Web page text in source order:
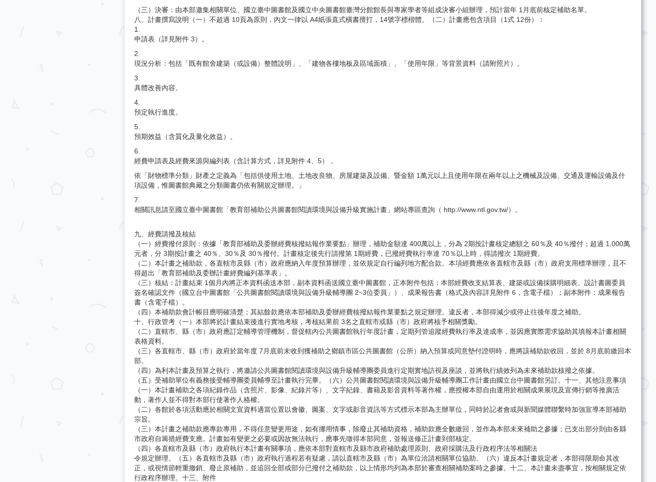
（三）決審：由本部邀集相關單位、國立臺中圖書館及國立中央圖書館臺灣分館館長與專家學者等組成決審小組辦理，預計當年 1月底前核定補助名單。
八、計畫撰寫說明（一）不超過 10頁為原則，內文一律以 A4紙張直式橫書擅打，14號字標楷體。（二）計畫應包含項目（1式 12份）：
1.
申請表（詳見附件 3）。
2.
現況分析：包括「既有館舍建築（或設備）整體說明」、「建物各樓地板及區域面積」、「使用年限」等背景資料（請附照片）。
3.
具體改善內容。
4.
預定執行進度。
5.
預期效益（含質化及量化效益）。
6.
經費申請表及經費來源與編列表（含計算方式，詳見附件 4、5），
依「財物標準分類」財產之定義為「包括供使用土地、土地改良物、房屋建築及設備、暨金額 1萬元以上且使用年限在兩年以上之機械及設備、交通及運輸設備及什
項設備，惟圖書館典藏之分類圖書仍依有關規定辦理。」
7.
相關訊息請至國立臺中圖書館「教育部補助公共圖書館閱讀環境與設備升級實施計畫」網站專區查詢（ http://www.ntl.gov.tw/）。
九、經費請撥及核結
（一）經費撥付原則：依據「教育部補助及委辦經費核撥結報作業要點」辦理，補助金額達 400萬以上，分為 2期按計畫核定總額之 60％及 40％撥付；超過 1,000萬
元者，分 3期按計畫之 40％、30％及 30％撥付。計畫核定後先行請撥第 1期經費，已撥經費執行率達 70％以上時，得請撥次 1期經費。
（二）本計畫之補助款，各直轄市及縣（市）政府應納入年度預算辦理，並依規定自行編列地方配合款。本項經費應依各直轄市及縣（市）政府支用標準辦理，且不
得超出「教育部補助及委辦計畫經費編列基準表」。
（三）核結：計畫結束 1個月內將正本資料函送本部，副本資料函送國立臺中圖書館，正本附件包括：本部經費收支結算表、建築或設備採購明細表、設計書圖委員
簽名確認文件（國立台中圖書館「公共圖書館閱讀環境與設備升級輔導團 2~3位委員」）、成果報告書（格式及內容詳見附件 6，含電子檔）；副本附件：成果報告
書（含電子檔）。
（四）本補助款會計帳目應明確清楚；其結餘款應依本部補助及委辦經費核撥結報作業要點之規定辦理。違反者，本部得減少或停止往後年度之補助。
十、行政管考（一）本部將於計畫結束後進行實地考核，考核結果前 3名之直轄市或縣（市）政府將核予相關獎勵。
（二）直轄市、縣（市）政府應訂定輔導管理機制，督促轄內公共圖書館執行年度計畫，定期列管追蹤經費執行率及達成率，並因應實際需求協助其填報本計畫相關
表格資料。
（三）各直轄市、縣（市）政府於當年度 7月底前未收到獲補助之鄉鎮市區公共圖書館（公所）納入預算或同意墊付證明時，應將該補助款收回，並於 8月底前繳回本
部。
（四）為利本計畫及預算之執行，將邀請公共圖書館閱讀環境與設備升級輔導團委員進行定期實地訪視及座談，並將執行績效列為未來補助款核撥之依據。
（五）受補助單位有義務接受輔導團委員輔導至計畫執行完畢。（六）公共圖書館閱讀環境與設備升級輔導團工作計畫由國立台中圖書館另訂。十一、其他注意事項
（一）本計畫補助之各項紀錄作品（含照片、影像、紀錄片等）、文字紀錄、書籍及影音資料等著作權，應授權本部自由運用於相關成果展現及宣傳行銷等推廣活
動，著作人並不得對本部行使著作人格權。
（二）各館於各項活動應於相關文宣資料適當位置以會徽、圖案、文字或影音資訊等方式標示本部為主辦單位，同時於記者會或與新聞媒體聯繫時加強宣導本部補助
宗旨。
（三）本計畫之補助款應專款專用，不得任意變更用途，如有挪用情事，除廢止其補助資格，補助款應全數繳回，並作為本部未來補助之參據；已支出部分則由各縣
市政府自籌措經費支應。計畫如有變更之必要或因故無法執行，應事先徵得本部同意，並報送修正計畫到部核定。
（四）各直轄市及縣（市）政府執行本計畫有關事項，應依本部對直轄市及縣市政府補助處理原則、政府採購法及行政程序法等相關法
令規定辦理。（五）各直轄市及縣（市）政府執行過程若有疑慮，請以直轄市及縣（市）為單位洽請相關單位協助。（六）違反本計畫規定者，本部得限期命其改
正，或視情節輕重撤銷、廢止原補助，並追回全部或部分已撥付之補助款，以上情形均列為本部於審查相關補助案時之參據。十二、本計畫未盡事宜，按相關規定依
行政程序辦理。十三、附件